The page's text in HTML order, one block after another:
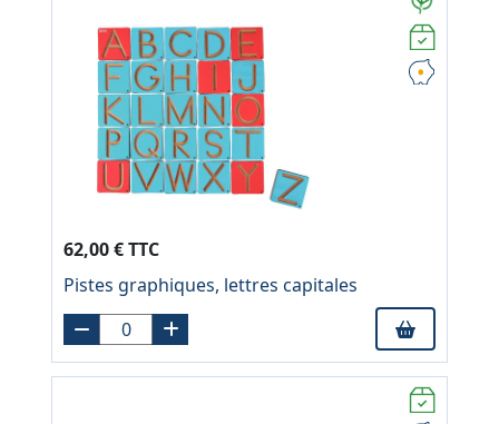
62,00 € TTC
Pistes graphiques, lettres capitales